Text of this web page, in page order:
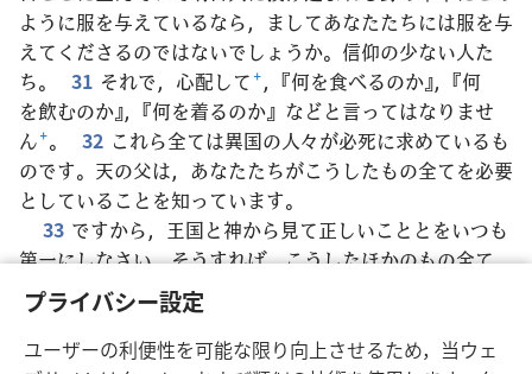
プライバシー設定
ユーザーの利便性を可能な限り向上させるため，当ウェ
ように服を与えているなら，ましてあなたたちには服を与
えてくださるのではないでしょうか。信仰の少ない人た
ち。
31 それで，心配して+，『何を食べるのか』，『何
を飲むのか』，『何を着るのか』などと言ってはなりませ
ん+。 32 これら全ては異国の人々が必死に求めているも
のです。天の父は，あなたたちがこうしたもの全てを必要
としていることを知っています。
33 ですから，王国と神から見て正しいこととをいつも
第一にしなさい。そうすれば，こうしたほかのもの全て
も，あなたたちに与えられます
ことを決して心配してはなりません
心配する事があります。その日の問題は，その日だけで十